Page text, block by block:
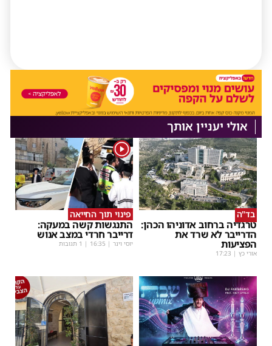
אולי יעניין אותך
בד"ה
טרגדיה ברחוב אדוניהו הכהן:
הדרייבר לא שרד את
הפציעות
אורי כץ |
17:23
1
פינוי תוך החייאה
התנגשות קשה במעקה:
דרייבר חרדי במצב אנוש
יוסי וינר |
16:35 | 1 תגובות